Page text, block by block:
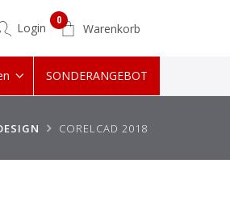
Login
0
Warenkorb
SONDERANGEBOT
CORELCAD 2018